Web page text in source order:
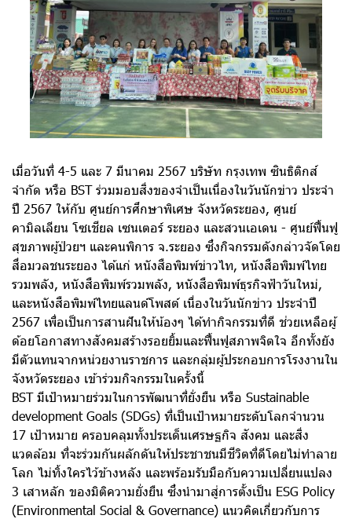
เมื่อวันที่ 4-5 และ 7 มีนาคม 2567 บริษัท กรุงเทพ ซินธิติกส์
จำกัด หรือ BST ร่วมมอบสิ่งของจำเป็นเนื่องในวันนักข่าว ประจำ
ปี 2567 ให้กับ ศูนย์การศึกษาพิเศษ จังหวัดระยอง, ศูนย์
คามิลเลียน โซเชียล เซนเตอร์ ระยอง และสวนเอเดน - ศูนย์ฟื้นฟู
สุขภาพผู้ป่วยฯ และคนพิการ จ.ระยอง ซึ่งกิจกรรมดังกล่าวจัดโดย
สื่อมวลชนระยอง ได้แก่ หนังสือพิมพ์ข่าวไท, หนังสือพิมพ์ไทย
รวมพลัง, หนังสือพิมพ์รวมพลัง, หนังสือพิมพ์ธุรกิจฟ้าวันใหม่,
และหนังสือพิมพ์ไทยแลนด์โพสต์ เนื่องในวันนักข่าว ประจำปี
2567 เพื่อเป็นการสานฝันให้น้องๆ ได้ทำกิจกรรมที่ดี ช่วยเหลือผู้
ด้อยโอกาสทางสังคมสร้างรอยยิ้มและฟื้นฟูสภาพจิตใจ อีกทั้งยัง
มีตัวแทนจากหน่วยงานราชการ และกลุ่มผู้ประกอบการโรงงานใน
จังหวัดระยอง เข้าร่วมกิจกรรมในครั้งนี้
BST มีเป้าหมายร่วมในการพัฒนาที่ยั่งยืน หรือ Sustainable
development Goals (SDGs) ที่เป็นเป้าหมายระดับโลกจำนวน
17 เป้าหมาย ครอบคลุมทั้งประเด็นเศรษฐกิจ สังคม และสิ่ง
แวดล้อม ที่จะร่วมกันผลักดันให้ประชาชนมีชีวิตที่ดีโดยไม่ทำลาย
โลก ไม่ทิ้งใครไว้ข้างหลัง และพร้อมรับมือกับความเปลี่ยนแปลง
3 เสาหลัก ของมิติความยั่งยืน ซึ่งนำมาสู่การตั้งเป็น ESG Policy
(Environmental Social & Governance) แนวคิดเกี่ยวกับการ